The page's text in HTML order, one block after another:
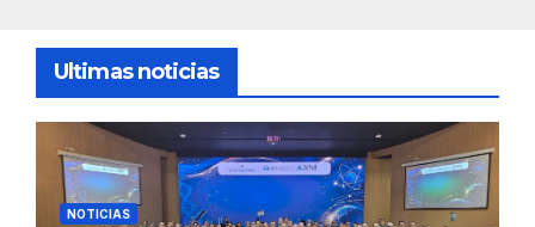
Ultimas noticias
NOTICIAS